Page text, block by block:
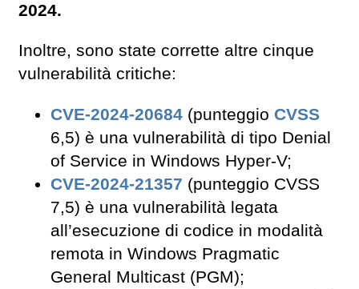
2024.
Inoltre, sono state corrette altre cinque
vulnerabilità critiche:
CVE-2024-20684 (punteggio CVSS
6,5) è una vulnerabilità di tipo Denial
of Service in Windows Hyper-V;
CVE-2024-21357 (punteggio CVSS
7,5) è una vulnerabilità legata
all’esecuzione di codice in modalità
remota in Windows Pragmatic
General Multicast (PGM);